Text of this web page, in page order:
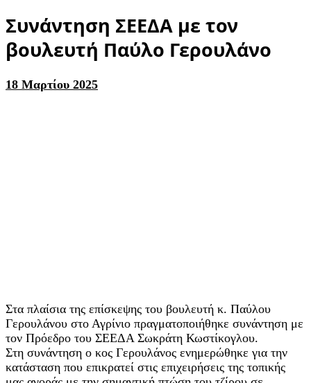
Συνάντηση ΣΕΕΔΑ με τον
βουλευτή Παύλο Γερουλάνο
18 Μαρτίου 2025
Στα πλαίσια της επίσκεψης του βουλευτή κ. Παύλου
Γερουλάνου στο Αγρίνιο πραγματοποιήθηκε συνάντηση με
τον Πρόεδρο του ΣΕΕΔΑ Σωκράτη Κωστίκογλου.
Στη συνάντηση ο κος Γερουλάνος ενημερώθηκε για την
κατάσταση που επικρατεί στις επιχειρήσεις της τοπικής